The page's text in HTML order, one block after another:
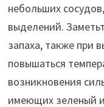
небольших
выделений.
запаха, также при
повышаться
возникновения
имеющих зеленый